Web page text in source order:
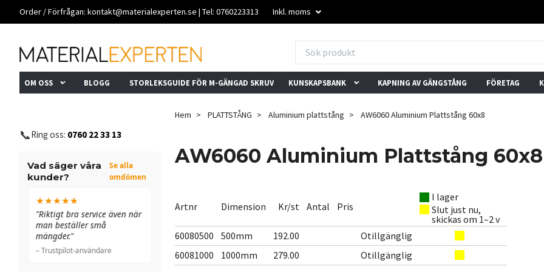
Order / Förfrågan: kontakt@materialexperten.se | Tel: 0760223313 Inkl. moms
OM OSS BLOGG STORLEKSGUIDE FÖR M-GÄNGAD SKRUV KUNSKAPSBANK KAPNING AV GÄNGSTÅNG FÖRETAG
📞Ring oss: 0760 22 33 13
Vad säger våra
kunder?
Se alla
omdömen
★★★★★
"Riktigt bra service även när
man beställer små
mängder."
– Trustpilot-användare
★★★★★
till och med för att
dubbelkolla ett fel."
– Trustpilot-användare
★★★★★
"Mixade skruvar i små
mängder? Inget problem
här."
– Trustpilot-användare
★★★★★
"Trevlig kundservice och
snabba svar. Löste vårt
– Trustpilot-användare
Hem PLATTSTÅNG Aluminium plattstång AW6060 Aluminium Plattstång 60x8
AW6060 Aluminium Plattstång 60x8
Artnr Dimension Kr/st Antal Pris
I lager
Slut just nu,
skickas om 1–2 v
60080500
500mm 192.00
Otillgänglig
60081000
1000mm 279.00 Otillgänglig